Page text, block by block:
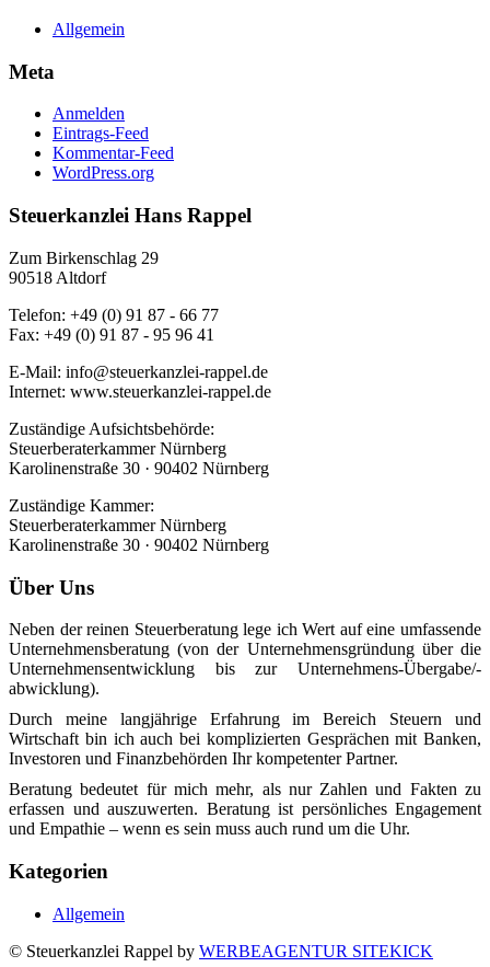
Allgemein
Meta
Anmelden
Eintrags-Feed
Kommentar-Feed
WordPress.org
Steuerkanzlei Hans Rappel
Zum Birkenschlag 29
90518 Altdorf
Telefon: +49 (0) 91 87 - 66 77
Fax: +49 (0) 91 87 - 95 96 41
E-Mail: info@steuerkanzlei-rappel.de
Internet: www.steuerkanzlei-rappel.de
Zuständige Aufsichtsbehörde:
Steuerberaterkammer Nürnberg
Karolinenstraße 30 · 90402 Nürnberg
Zuständige Kammer:
Steuerberaterkammer Nürnberg
Karolinenstraße 30 · 90402 Nürnberg
Über Uns
Neben der reinen Steuer­­beratung lege ich Wert auf eine um­fassende
Unternehmens­­­beratung (von der Unternehmens­­grün­dung über die
Unter­neh­mens­­­entwicklung bis zur Un­ter­neh­mens-Übergabe/-
abwicklung).
Durch meine langjährige Erfahrung im Bereich Steuern und
Wirtschaft bin ich auch bei komplizierten Gesprächen mit Banken,
Investoren und Finanz­­behörden Ihr kompetenter Partner.
Beratung bedeutet für mich mehr, als nur Zahlen und Fakten zu
erfassen und auszuwerten. Beratung ist persönliches Engagement
und Empathie – wenn es sein muss auch rund um die Uhr.
Kategorien
Allgemein
© Steuerkanzlei Rappel by WERBEAGENTUR SITEKICK